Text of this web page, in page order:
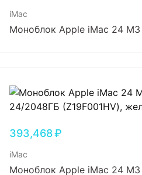
iMac
Моноблок Apple iMac 24
393,468₽
iMac
Моноблок Apple iMac 24